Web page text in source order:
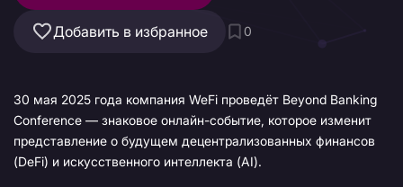
Добавить в избранное 0
30 мая 2025 года компания WeFi проведёт Beyond Banking
Conference — знаковое онлайн-событие, которое изменит
представление о будущем децентрализованных финансов
(DeFi) и искусственного интеллекта (AI).